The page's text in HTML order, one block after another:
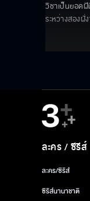
วิชาเป็นยอด
ระหว่างสองฝั่
ละคร / ซีรีส์
ละคร/ซีรีส์
ซีรีส์นานาชาติ